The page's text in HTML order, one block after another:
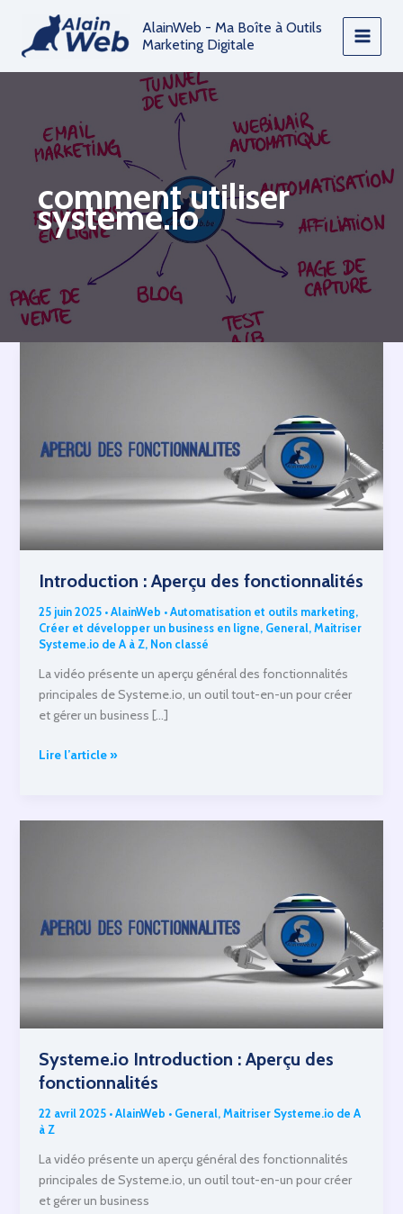
contenu
AlainWeb - Ma Boîte à Outils
Marketing Digitale
comment utiliser
systeme.io
Introduction : Aperçu des fonctionnalités
25 juin 2025 •AlainWeb •Automatisation et outils marketing,
Créer et développer un business en ligne, General,Maitriser
Systeme.io de A à Z, Non classé
La vidéo présente un aperçu général des fonctionnalités
principales de Systeme.io, un outil tout-en-un pour créer
et gérer un business […]
Introduction
Lire l’article »
Systeme.io Introduction : Aperçu des
fonctionnalités
22 avril 2025 •AlainWeb • General,Maitriser Systeme.io de A
à Z
La vidéo présente un aperçu général des fonctionnalités
principales de Systeme.io, un outil tout-en-un pour créer
et gérer un business